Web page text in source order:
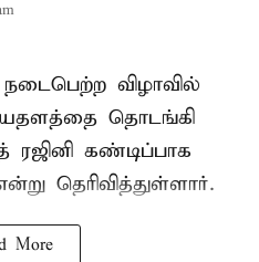
விழாவில்
தொடங்கி
ரஜினி கண்டிப்பாக
தெரிவித்துள்ளார்.
More